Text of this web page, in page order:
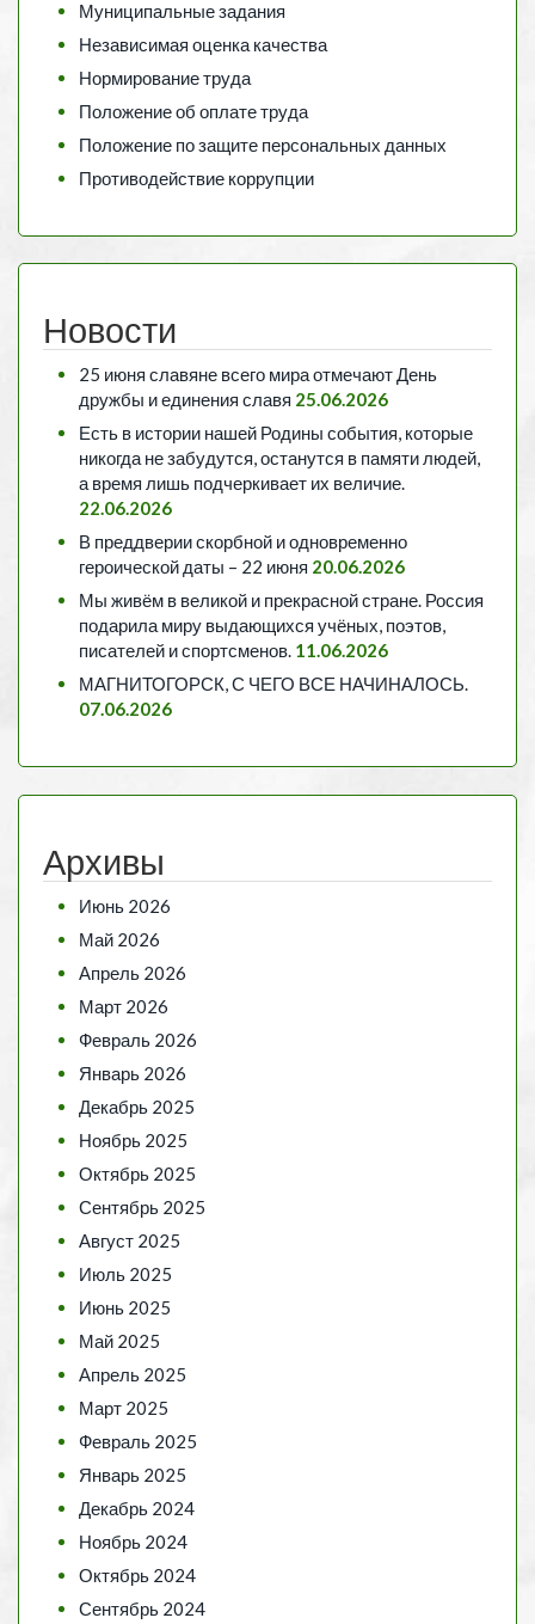
Муниципальные задания
Независимая оценка качества
Нормирование труда
Положение об оплате труда
Положение по защите персональных данных
Противодействие коррупции
Новости
25 июня славяне всего мира отмечают День
дружбы и единения славя 25.06.2026
Есть в истории нашей Родины события, которые
никогда не забудутся, останутся в памяти людей,
а время лишь подчеркивает их величие.
22.06.2026
В преддверии скорбной и одновременно
героической даты – 22 июня 20.06.2026
Мы живём в великой и прекрасной стране. Россия
подарила миру выдающихся учёных, поэтов,
писателей и спортсменов. 11.06.2026
МАГНИТОГОРСК, С ЧЕГО ВСЕ НАЧИНАЛОСЬ.
07.06.2026
Архивы
Июнь 2026
Май 2026
Апрель 2026
Март 2026
Февраль 2026
Январь 2026
Декабрь 2025
Ноябрь 2025
Октябрь 2025
Сентябрь 2025
Август 2025
Июль 2025
Июнь 2025
Май 2025
Апрель 2025
Март 2025
Февраль 2025
Январь 2025
Декабрь 2024
Ноябрь 2024
Октябрь 2024
Сентябрь 2024